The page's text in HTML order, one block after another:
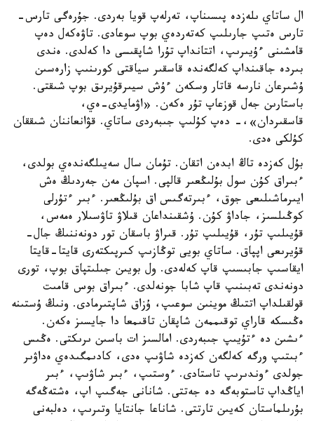
ال ساتاي ىلەزدە پىسىناپ، تەرلەپ قويا بەردى. جۇرەگى تارس-
تارس ەتىپ جارىلىپ كەتەردەي بوپ سوعادى. تاۋەكەل دەپ
قامشىنى ءۇيىرىپ، اتتانداپ تۇرا شاپقىسى دا كەلدى. ەندى
بىردە جاقىنداپ كەلگەندە قاسقىر سياقتى كورىنىپ زارەسىن
ۇشىرعان نارسە قاتار وسكەن ءۇش سيىرقۇيرىق بوپ شىقتى.
باستارىن جەل قوزعاپ تۇر ەكەن. «اۋمايدى-ەي،
قاسقىردان»،- دەپ كۇلىپ جىبەردى ساتاي. قۋانعاننان شىققان
كۇلكى ەدى.
بۇل كەزدە تاڭ ابدەن اتقان. تۇمان سال سەيىلگەندەي بولدى،
ءبىراق كۇن سول بۇلىڭعىر قالپى. اسپان مەن جەردىڭ ەش
ايىرماشىلىعى جوق، ءبىرتەگىس اق بۇلىڭعىر. ءبىر ءتۇرلى
كوڭىلسىز، جاداۋ كۇن. ۇشقىنداعان قىلاۋ تاۋسىلار ەمەس،
قۇيىلىپ تۇر، قۇيىلىپ تۇر. قىراۋ باسقان تور دونەننىڭ جال-
قۇيرىعى اپپاق. ساتاي بويى توڭازىپ كىرپىكتەرى قايتا-قايتا
ايقاسىپ جابىسىپ قاپ كەلەدى. ول بويىن جىلىتپاق بوپ، تورى
دونەندى تەبىنىپ قاپ شابا جونەلدى. ءبىراق بوس قامىت
قولقىلداپ اتتىڭ موينىن سوعىپ، ۇزاق شاپتىرمادى. ونىڭ ۇستىنە
ەڭىسكە قاراي توقىممەن شاپقان تاقىمعا دا جايسىز ەكەن.
ءىشىن دە ءتۇيىپ جىبەردى. امالسىز ات باسىن ىرىكتى. ەڭىس
ءبىتىپ ورگە كەلگەن كەزدە شاۋىپ ەدى، كادىمگىدەي ەداۋىر
جولدى ءوندىرىپ تاستادى. ءوستىپ، ءبىر شاۋىپ، ءبىر
اياڭداپ تاستوبەگە دە جەتتى. شانانى جەگىپ اپ، ەشتەڭەگە
بۇرىلماستان كەيىن تارتتى. شاناعا جانتايا وتىرىپ، دەلبەنى